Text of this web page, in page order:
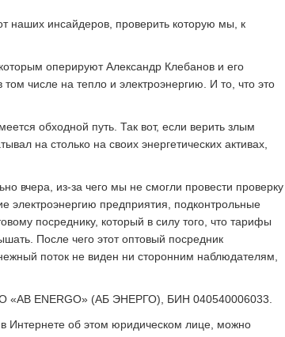
наших инсайдеров, проверить которую мы, к
оперируют Александр Клебанов и его
числе на тепло и электроэнергию. И то, что это
обходной путь. Так вот, если верить злым
на столько на своих энергетических активах,
вчера, из-за чего мы не смогли провести проверку
предприятия, подконтрольные
посреднику, который в силу того, что тарифы
После чего этот оптовый посредник
поток не виден ни сторонним наблюдателям,
«AB ENERGO» (АБ ЭНЕРГО), БИН 040540006033.
об этом юридическом лице, можно